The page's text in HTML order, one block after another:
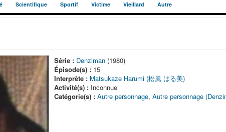
Scientifique Sportif Victime Vieillard Autre
Série : Denziman(1980)
Épisode(s) :15
Interprète : Matsukaze Harumi (松風 はる美)
Activité(s) :Inconnue
Catégorie(s) : Autre personnage, Autre personnage